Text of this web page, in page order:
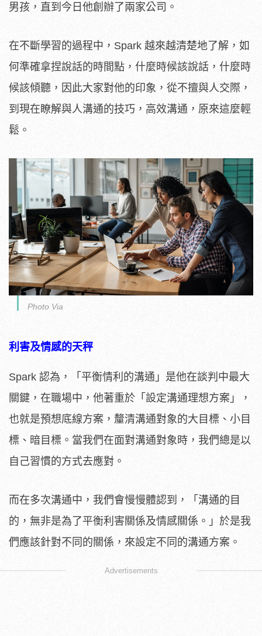
男孩，直到今日他創辦了兩家公司。
在不斷學習的過程中，Spark 越來越清楚地了解，如
何準確拿捏說話的時間點，什麼時候該說話，什麼時
候該傾聽，因此大家對他的印象，從不擅與人交際，
到現在瞭解與人溝通的技巧，高效溝通，原來這麼輕
鬆。
Photo Via
利害及情感的天秤
Spark 認為，「平衡情利的溝通」是他在談判中最大
關鍵，在職場中，他著重於「設定溝通理想方案」，
也就是預想底線方案，釐清溝通對象的大目標、小目
標、暗目標。當我們在面對溝通對象時，我們總是以
自己習慣的方式去應對。
而在多次溝通中，我們會慢慢體認到，「溝通的目
的，無非是為了平衡利害關係及情感關係。」於是我
們應該針對不同的關係，來設定不同的溝通方案。
Advertisements